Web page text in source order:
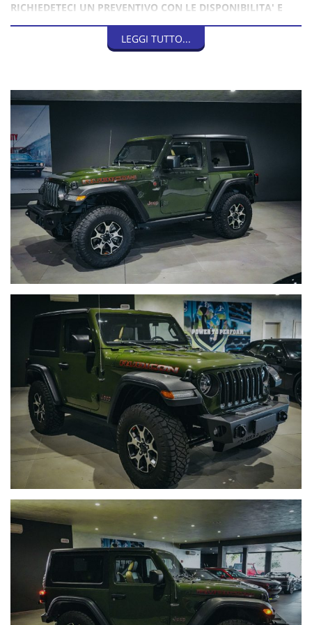
RICHIEDETECI UN PREVENTIVO CON LE DISPONIBILITA' E
PROVENIENZA USA
3.6 V6 RUBICON PENTASTAR CON CAMBIO MANUALE.
Configurazione introvabile.
Paraurti uso gravoso anteriore e posteriore INCLUSI NEL
PREZZO.
Possibilità di installazione kit di rialzo, assetti offroad,
accessori offroad, verricello, snorkel, e tanto altro.
Possibilità di omologazione pneumatici offroad maggiorati
35", 37", 40".
GARANZIA LEGALE DI CONFORMITA' 12 MESI
LEGGI TUTTO...